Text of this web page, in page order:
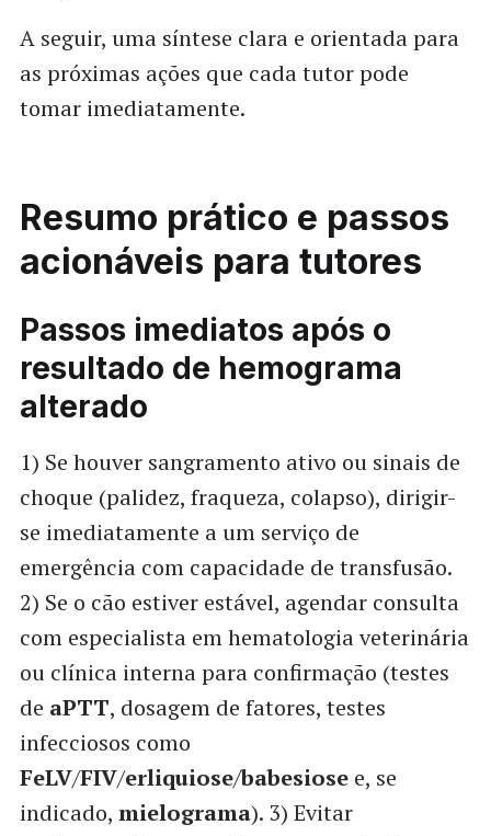
A seguir, uma síntese clara e orientada para
as próximas ações que cada tutor pode
tomar imediatamente.
Resumo prático e passos
acionáveis para tutores
Passos imediatos após o
resultado de hemograma
alterado
1) Se houver sangramento ativo ou sinais de
choque (palidez, fraqueza, colapso), dirigir-
se imediatamente a um serviço de
emergência com capacidade de transfusão.
2) Se o cão estiver estável, agendar consulta
com especialista em hematologia veterinária
ou clínica interna para confirmação (testes
de aPTT, dosagem de fatores, testes
infecciosos como
FeLV/FIV/erliquiose/babesiosee, se
indicado, mielograma). 3) Evitar